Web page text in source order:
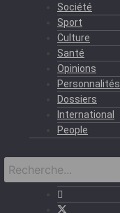
Société
Sport
Culture
Santé
Opinions
Personnalités
Dossiers
International
People